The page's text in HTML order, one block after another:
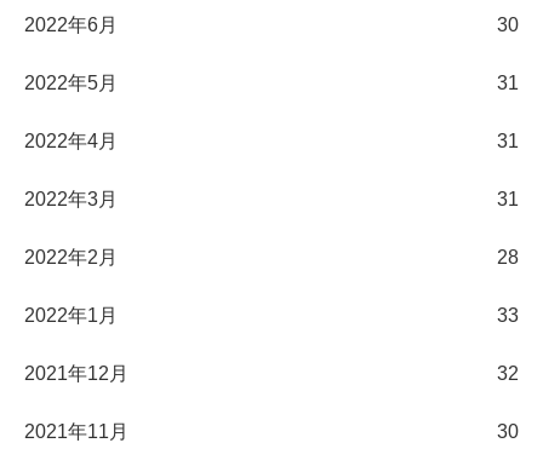
2022年6月 30
2022年5月 31
2022年4月 31
2022年3月 31
2022年2月 28
2022年1月 33
2021年12月 32
2021年11月 30